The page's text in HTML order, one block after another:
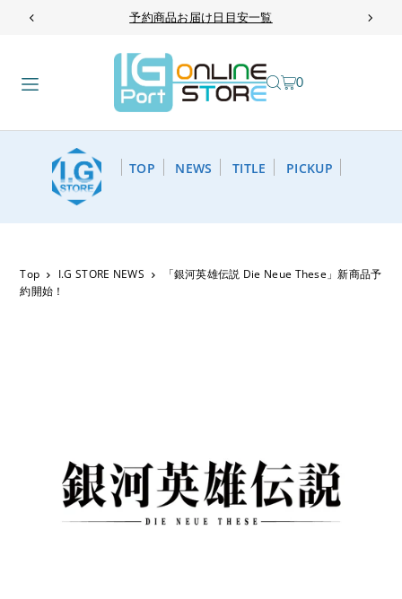
TRANSLATION MISSING: JA.ACCESSIBILITY.SKIP_TO_TEXT
予約商品お届け日目安一覧
0
TOP NEWS TITLE PICKUP
Top I.G STORE NEWS
「銀河英雄伝説 Die Neue These」新商品予
約開始！